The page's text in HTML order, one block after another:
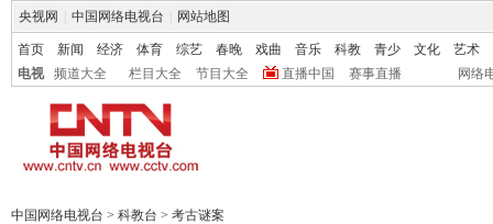
央视网 中国网络电视台 网站地图
首页 新闻 经济 体育 综艺 春晚 戏曲 音乐 科教 青少 文化
艺术
电视
频道大全 栏目大全 节目大全 直播中国 赛事直播 网络
中国网络电视台 > 科教台 > 考古谜案